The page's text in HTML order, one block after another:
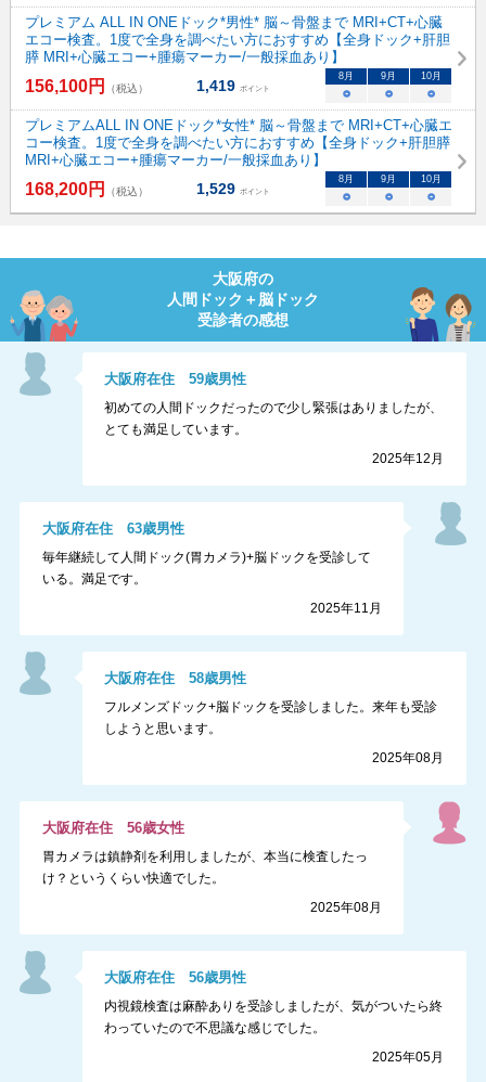
プレミアム ALL IN ONEドック*男性* 脳～骨盤まで MRI+CT+心臓
エコー検査。1度で全身を調べたい方におすすめ【全身ドック+肝胆
膵 MRI+心臓エコー+腫瘍マーカー/一般採血あり】
156,100円 （税込） 1,419 ポイント
8月 9月 10月
○ ○ ○
プレミアムALL IN ONEドック*女性* 脳～骨盤まで MRI+CT+心臓エ
コー検査。1度で全身を調べたい方におすすめ【全身ドック+肝胆膵
MRI+心臓エコー+腫瘍マーカー/一般採血あり】
168,200円 （税込） 1,529 ポイント
8月 9月 10月
○ ○ ○
大阪府の
人間ドック＋脳ドック
受診者の感想
大阪府在住59歳男性
初めての人間ドックだったので少し緊張はありましたが、
とても満足しています。
2025年12月
大阪府在住 63歳男性
毎年継続して人間ドック(胃カメラ)+脳ドックを受診して
いる。満足です。
2025年11月
大阪府在住58歳男性
フルメンズドック+脳ドックを受診しました。来年も受診
しようと思います。
2025年08月
大阪府在住 56歳女性
胃カメラは鎮静剤を利用しましたが、本当に検査したっ
け？というくらい快適でした。
2025年08月
大阪府在住56歳男性
内視鏡検査は麻酔ありを受診しましたが、気がついたら終
わっていたので不思議な感じでした。
2025年05月